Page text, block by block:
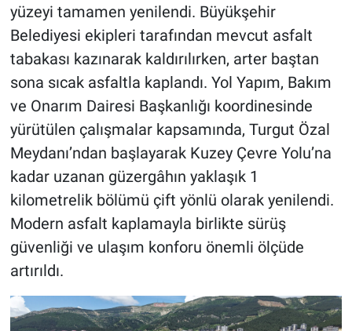
yüzeyi tamamen yenilendi. Büyükşehir
Belediyesi ekipleri tarafından mevcut asfalt
tabakası kazınarak kaldırılırken, arter baştan
sona sıcak asfaltla kaplandı. Yol Yapım, Bakım
ve Onarım Dairesi Başkanlığı koordinesinde
yürütülen çalışmalar kapsamında, Turgut Özal
Meydanı’ndan başlayarak Kuzey Çevre Yolu’na
kadar uzanan güzergâhın yaklaşık 1
kilometrelik bölümü çift yönlü olarak yenilendi.
Modern asfalt kaplamayla birlikte sürüş
güvenliği ve ulaşım konforu önemli ölçüde
artırıldı.